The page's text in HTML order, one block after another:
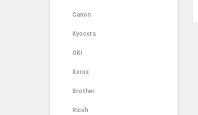
Canon
Kyocera
OKI
Xerox
Brother
Ricoh